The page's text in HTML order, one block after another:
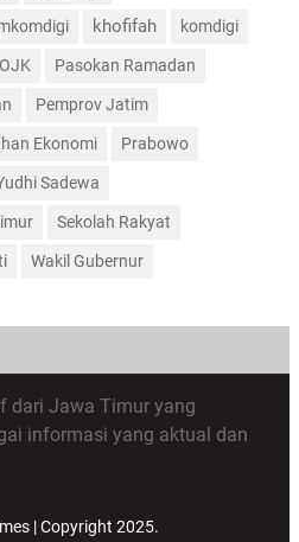
khofifah komdigi
OJK Pasokan Ramadan
Pemprov Jatim
Ekonomi Prabowo
Sadewa
Sekolah Rakyat
Wakil Gubernur
dari Jawa Timur yang
informasi yang aktual dan
| Copyright 2025.